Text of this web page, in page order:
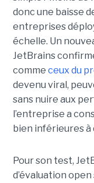
donc une baisse
entreprises
échelle. Un
JetBrains
comme ceux du
devenu viral,
sans nuire aux
l’entreprise a
bien inférieures à
Pour son test,
d’évaluation